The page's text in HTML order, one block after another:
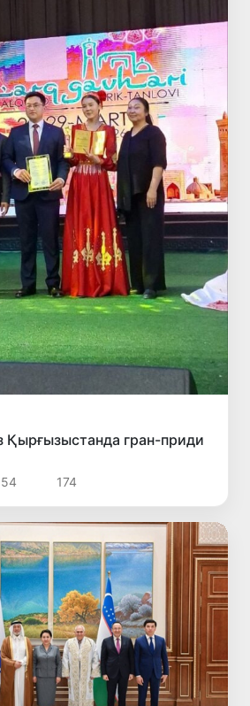
гран-приди
174